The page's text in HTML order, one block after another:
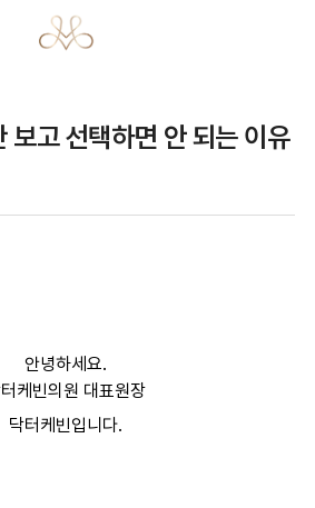
보고 선택하면 안 되는 이유
안녕하세요.
케빈의원 대표원장
닥터케빈입니다.